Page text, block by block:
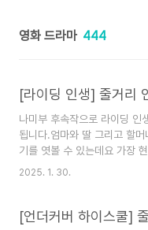
영화 드라마 444
나미부 후속작으로 라이딩 인
됩니다.엄마와 딸 그리고 할
기를 엿볼 수 있는데요 가장
같아요. 여름부터 촬영이 시작
이 기대가 됩니다.라이딩 인생
2025. 1. 30.